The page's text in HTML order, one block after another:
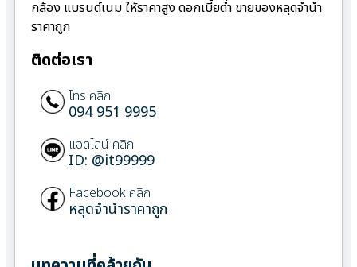
กล้อง แบรนด์เนม ให้ราคาสูง ดอกเบี้ยต่ำ ขายของหลุดจำนำ
ราคาถูก
ติดต่อเรา
โทร คลิก
094 951 9995
แอดไลน์ คลิก
ID: @it99999
Facebook คลิก
หลุดจำนำราคาถูก